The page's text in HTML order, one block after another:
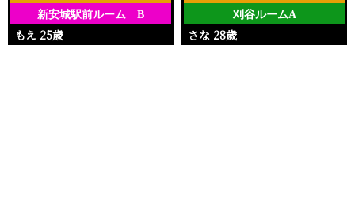
新安城駅前ルーム B
もえ 25歳
刈谷ルームA
さな 28歳